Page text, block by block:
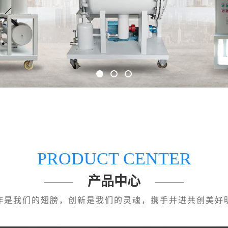
PRODUCT CENTER
产品中心
是我们的翅膀，创新是我们的灵魂，携手并进共创美好